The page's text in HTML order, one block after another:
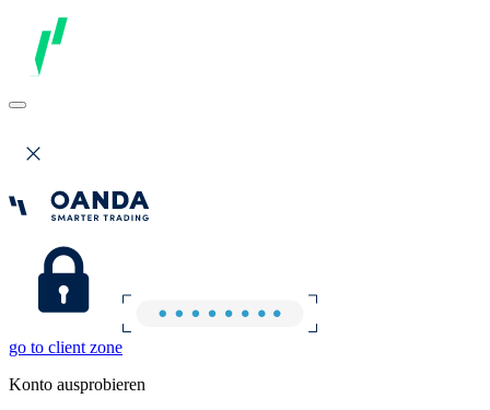
go to client zone
Konto ausprobieren